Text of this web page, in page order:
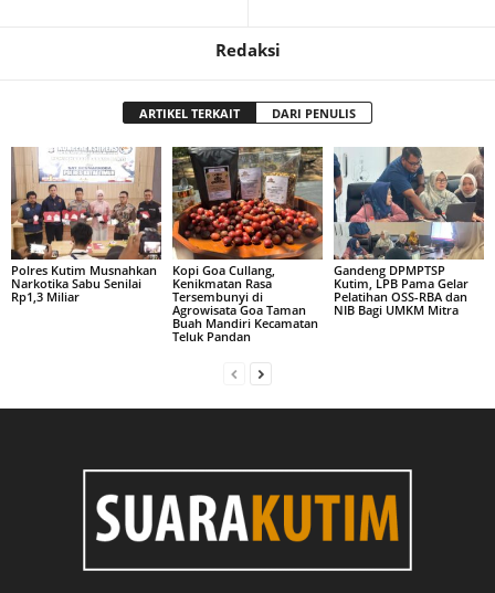
Redaksi
ARTIKEL TERKAIT DARI PENULIS
Polres Kutim Musnahkan
Narkotika Sabu Senilai
Rp1,3 Miliar
Kopi Goa Cullang,
Kenikmatan Rasa
Tersembunyi di
Agrowisata Goa Taman
Buah Mandiri Kecamatan
Teluk Pandan
Gandeng DPMPTSP
Kutim, LPB Pama Gelar
Pelatihan OSS-RBA dan
NIB Bagi UMKM Mitra